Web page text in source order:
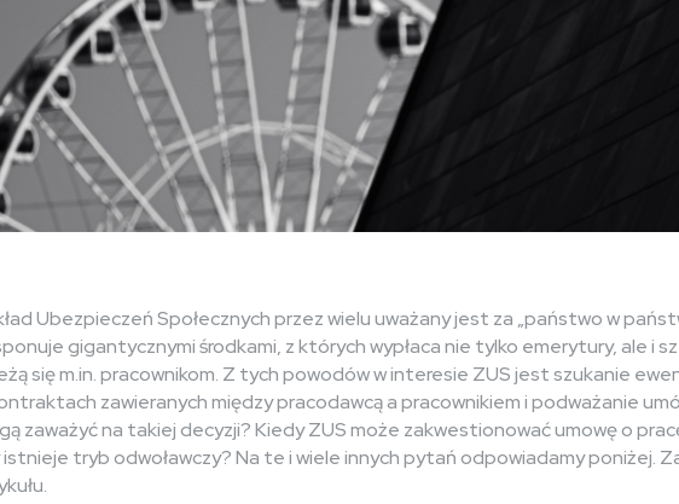
Ubezpieczeń Społecznych przez wielu uważany jest za „państwo w
gigantycznymi środkami, z których wypłaca nie tylko emerytury, ale i
się m.in. pracownikom. Z tych powodów w interesie ZUS jest szukanie
zawieranych między pracodawcą a pracownikiem i podważanie
zaważyć na takiej decyzji? Kiedy ZUS może zakwestionować umowę o
istnieje tryb odwoławczy? Na te i wiele innych pytań odpowiadamy poniżej.